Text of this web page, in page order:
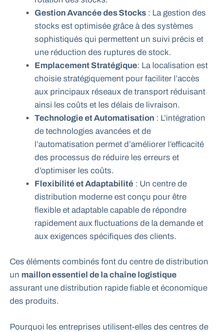
Gestion Avancée des Stocks : La gestion des
stocks est optimisée grâce à des systèmes
sophistiqués qui permettent un suivi précis et
une réduction des ruptures de stock.
Emplacement Stratégique: La localisation est
choisie stratégiquement pour faciliter l’accès
aux principaux réseaux de transport réduisant
ainsi les coûts et les délais de livraison.
Technologie et Automatisation : L’intégration
de technologies avancées et de
l’automatisation permet d’améliorer l’efficacité
des processus de réduire les erreurs et
d’optimiser les coûts.
Flexibilité et Adaptabilité : Un centre de
distribution moderne est conçu pour être
flexible et adaptable capable de répondre
rapidement aux fluctuations de la demande et
aux exigences spécifiques des clients.
Ces éléments combinés font du centre de distribution
un maillon essentiel de la chaîne logistique
assurant une distribution rapide fiable et économique
des produits.
Pourquoi les entreprises utilisent-elles des centres de